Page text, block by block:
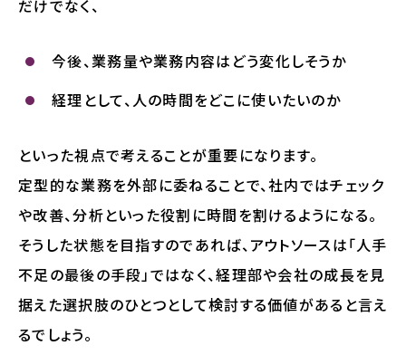
だけでなく、
今後、業務量や業務内容はどう変化しそうか
経理として、人の時間をどこに使いたいのか
といった視点で考えることが重要になります。
定型的な業務を外部に委ねることで、社内ではチェック
や改善、分析といった役割に時間を割けるようになる。
そうした状態を目指すのであれば、アウトソースは「人手
不足の最後の手段」ではなく、経理部や会社の成長を見
据えた選択肢のひとつとして検討する価値があると言え
るでしょう。